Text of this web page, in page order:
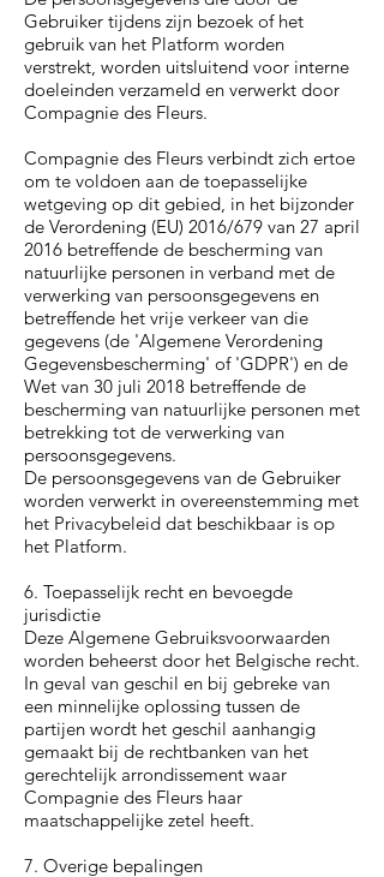
Gebruiker tijdens zijn bezoek of het
gebruik van het Platform worden
verstrekt, worden uitsluitend voor interne
doeleinden verzameld en verwerkt door
Compagnie des Fleurs.
Compagnie des Fleurs verbindt zich ertoe
om te voldoen aan de toepasselijke
wetgeving op dit gebied, in het bijzonder
de Verordening (EU) 2016/679 van 27 april
2016 betreffende de bescherming van
natuurlijke personen in verband met de
verwerking van persoonsgegevens en
betreffende het vrije verkeer van die
gegevens (de 'Algemene Verordening
Gegevensbescherming' of 'GDPR') en de
Wet van 30 juli 2018 betreffende de
bescherming van natuurlijke personen met
betrekking tot de verwerking van
persoonsgegevens.
De persoonsgegevens van de Gebruiker
worden verwerkt in overeenstemming met
het Privacybeleid dat beschikbaar is op
het Platform.
6. Toepasselijk recht en bevoegde
jurisdictie
Deze Algemene Gebruiksvoorwaarden
worden beheerst door het Belgische recht.
In geval van geschil en bij gebreke van
een minnelijke oplossing tussen de
partijen wordt het geschil aanhangig
gemaakt bij de rechtbanken van het
gerechtelijk arrondissement waar
Compagnie des Fleurs haar
maatschappelijke zetel heeft.
7. Overige bepalingen